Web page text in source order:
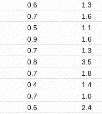
0.6 1.3
0.7 1.6
0.5 1.1
0.9 1.6
0.7 1.3
0.8 3.5
0.7 1.8
0.4 1.4
0.7 1.0
0.6 2.4